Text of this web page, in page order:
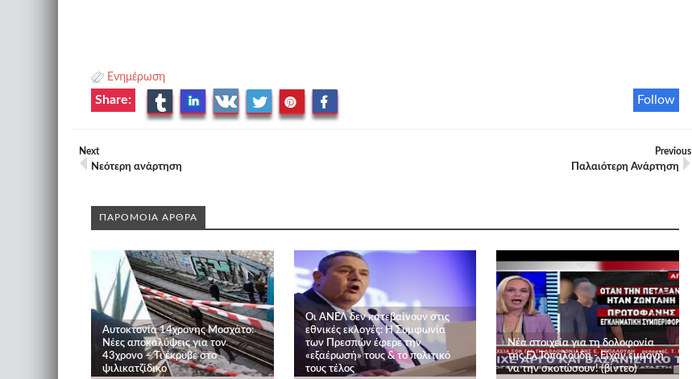
Ενημέρωση
Follow
Share:
Next
Νεότερη ανάρτηση
Previous
Παλαιότερη Ανάρτηση
ΠΑΡΟΜΟΙΑ ΑΡΘΡΑ
Αυτοκτονία 14χρονης Μοσχάτο:
Νέες αποκαλύψεις για τον
43χρονο – Τι έκρυβε στο
ψιλικατζίδικο
Οι ΑΝΕΛ δεν κατεβαίνουν στις
εθνικές εκλογές: Η Συμφωνία
των Πρεσπών έφερε την
«εξαέρωσή» τους & το πολιτικό
τους τέλος
Νέα στοιχεία για τη δολοφονία
της Ελ.Τοπαλούδη - Είχαν εμμονή
να την σκοτώσουν! (βίντεο)